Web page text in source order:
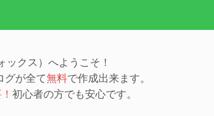
ックス）へようこそ！
グが全て無料で作成出来ます。
初心者の方でも安心です。